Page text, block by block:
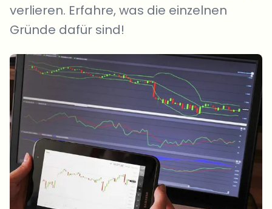
verlieren. Erfahre, was die einzelnen
Gründe dafür sind!